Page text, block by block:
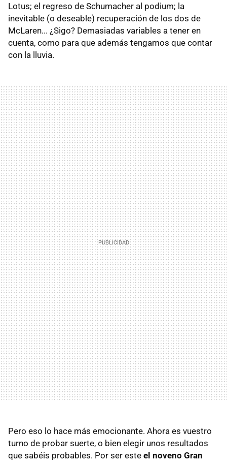
Lotus; el regreso de Schumacher al podium; la
inevitable (o deseable) recuperación de los dos de
McLaren... ¿Sigo? Demasiadas variables a tener en
cuenta, como para que además tengamos que contar
con la lluvia.
Pero eso lo hace más emocionante. Ahora es vuestro
turno de probar suerte, o bien elegir unos resultados
que sabéis probables. Por ser este el noveno Gran